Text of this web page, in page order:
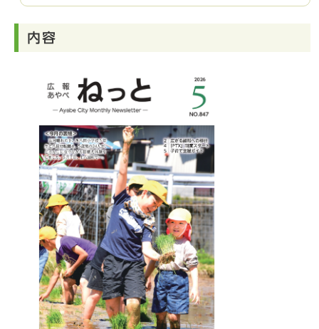
内容